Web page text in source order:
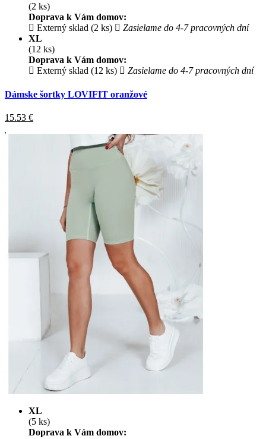
(2 ks)
Doprava k Vám domov:
Externý sklad (2 ks)
Zasielame do 4-7 pracovných dní
XL
(12 ks)
Doprava k Vám domov:
Externý sklad (12 ks)
Zasielame do 4-7 pracovných dní
Dámske šortky LOVIFIT oranžové
15.53 €
XL
(5 ks)
Doprava k Vám domov: